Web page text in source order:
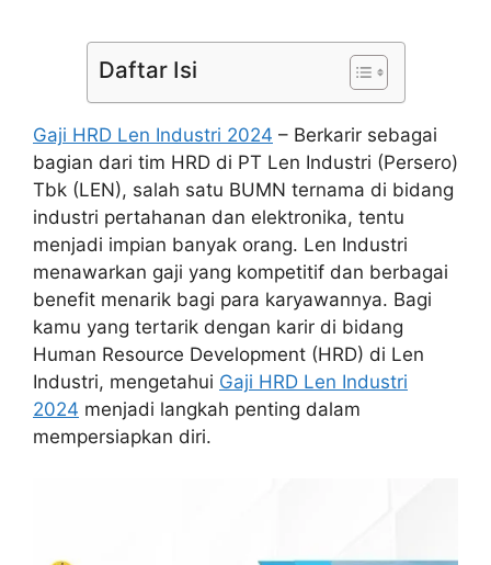
Daftar Isi
Gaji HRD Len Industri 2024 – Berkarir sebagai
bagian dari tim HRD di PT Len Industri (Persero)
Tbk (LEN), salah satu BUMN ternama di bidang
industri pertahanan dan elektronika, tentu
menjadi impian banyak orang. Len Industri
menawarkan gaji yang kompetitif dan berbagai
benefit menarik bagi para karyawannya. Bagi
kamu yang tertarik dengan karir di bidang
Human Resource Development (HRD) di Len
Industri, mengetahui Gaji HRD Len Industri
2024 menjadi langkah penting dalam
mempersiapkan diri.